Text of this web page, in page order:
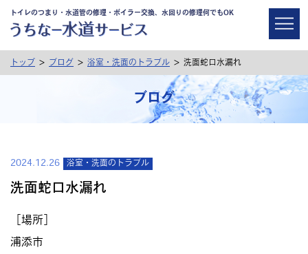
トイレのつまり・水道管の修理・ボイラー交換、水回りの修理何でもOK
トップ > ブログ > 浴室・洗面のトラブル > 洗面蛇口水漏れ
ブログ
2024.12.26 浴室・洗面のトラブル
洗面蛇口水漏れ
［場所］
浦添市